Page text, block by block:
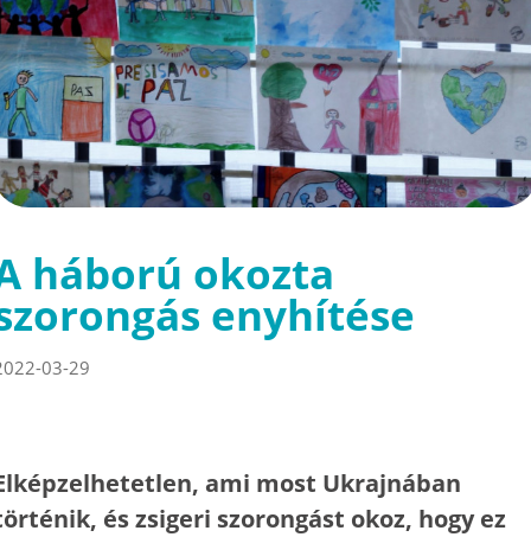
háború okozta
enyhítése
03-29
ami most Ukrajnában
és zsigeri szorongást okoz, hogy ez